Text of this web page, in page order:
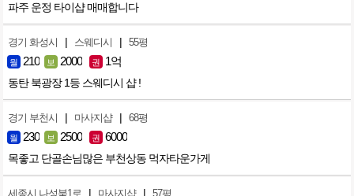
파주 운정 타이샵 매매합니다
경기 화성시 | 스웨디시 | 55평
월 210 보 2000 권 1억
동탄 북광장 1등 스웨디시 샵 !
경기 부천시 | 마사지샵 | 68평
월 230 보 2500 권 6000
목좋고 단골손님많은 부천상동 먹자타운가게
세종시 나성북1로 | 마사지샵 | 57평